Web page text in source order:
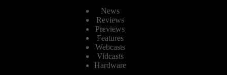
News
Reviews
Previews
Features
Webcasts
Vidcasts
Hardware